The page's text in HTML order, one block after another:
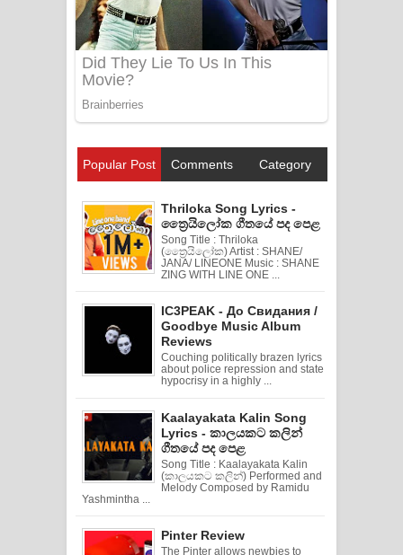
Popular Post Comments Category
Thriloka Song Lyrics -
ත්‍රෛයිලෝක ගීතයේ පද පෙළ
Song Title : Thriloka
(ත්‍රෛයිලෝක) Artist : SHANE/
JANA/ LINEONE Music : SHANE
ZING WITH LINE ONE ...
IC3PEAK - До Свидания /
Goodbye Music Album
Reviews
Couching politically brazen lyrics
about police repression and state
hypocrisy in a highly ...
Kaalayakata Kalin Song
Lyrics - කාලයකට කලින්
ගීතයේ පද පෙළ
Song Title : Kaalayakata Kalin
(කාලයකට කලින්) Performed and
Melody Composed by Ramidu
Yashmintha ...
Pinter Review
The Pinter allows newbies to